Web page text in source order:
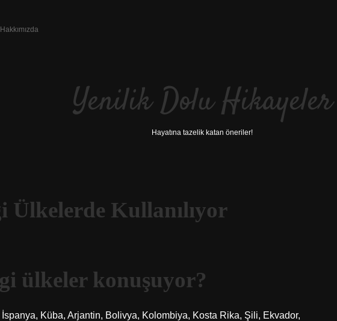
Hakkımızda
Yenilik Dolu Hikayeler
Hayatına tazelik katan öneriler!
Ülkelerde Kullanılıyor
ülkeler konuşuyor?
Küba, Arjantin, Bolivya, Kolombiya, Kosta Rika, Şili, Ekvador,